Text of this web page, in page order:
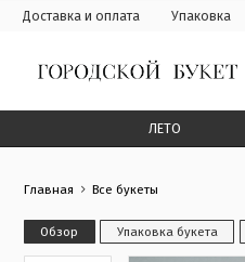
Доставка и оплата Упаковка
ЛЕТО
Главная Все букеты
Обзор Упаковка букета